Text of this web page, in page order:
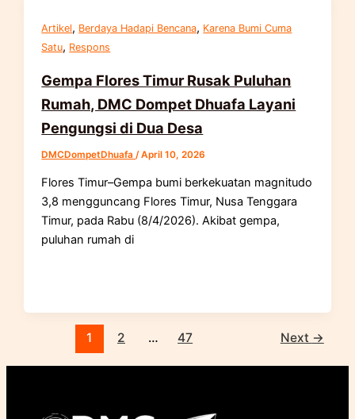
Artikel, Berdaya Hadapi Bencana, Karena Bumi Cuma
Satu, Respons
Gempa Flores Timur Rusak Puluhan
Rumah, DMC Dompet Dhuafa Layani
Pengungsi di Dua Desa
DMCDompetDhuafa /April 10, 2026
Flores Timur–Gempa bumi berkekuatan magnitudo
3,8 mengguncang Flores Timur, Nusa Tenggara
Timur, pada Rabu (8/4/2026). Akibat gempa,
puluhan rumah di
1 2 … 47 Next →